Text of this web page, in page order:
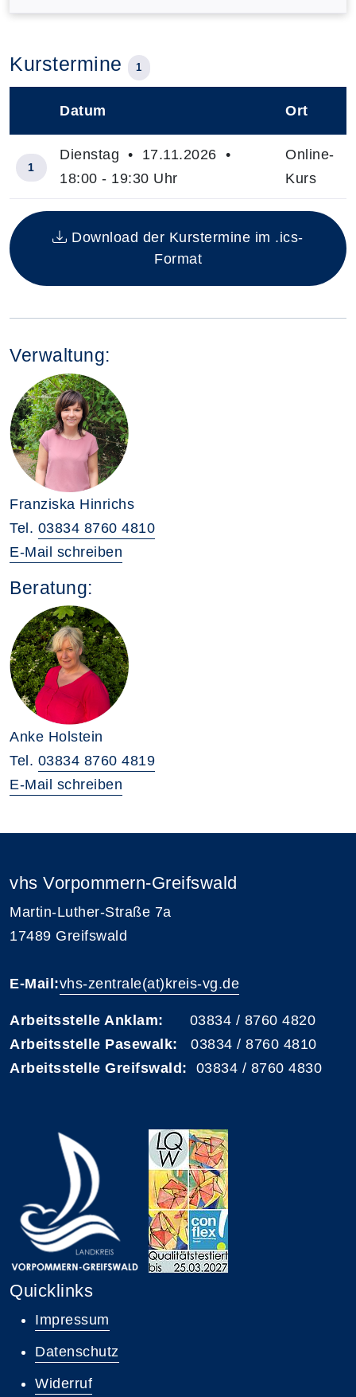
Kurstermine 1
Insgesamt gibt es 1 Termine zum diesen Kurs
Datum Ort
1
Dienstag • 17.11.2026 •
18:00 - 19:30 Uhr
Online-
Kurs
Download der Kurstermine im .ics-
Format
Verwaltung:
Franziska Hinrichs
Tel. 03834 8760 4810
E-Mail schreiben
Beratung:
Anke Holstein
Tel. 03834 8760 4819
E-Mail schreiben
vhs Vorpommern-Greifswald
Martin-Luther-Straße 7a
17489 Greifswald
E-Mail:vhs-zentrale(at)kreis-vg.de
Arbeitsstelle Anklam: 03834 / 8760 4820
Arbeitsstelle Pasewalk: 03834 / 8760 4810
Arbeitsstelle Greifswald: 03834 / 8760 4830
Quicklinks
Impressum
Datenschutz
Widerruf